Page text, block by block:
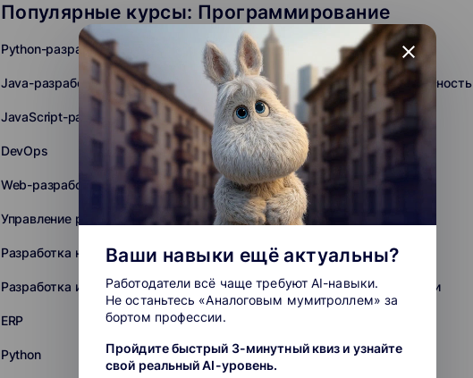
Популярные курсы: Программирование
Python-разработка QA-тестирование
Java-разработка Информационная безопасность
JavaScript-разработка Frontend-разработка
DevOps Golang-разработка
Web-разработка Разработка на Swift
Управление разработкой и IT Fullstack-разработка
Разработка на C (C#, C++) Backend-разработка
Разработка игр Повышение квалификации
ERP
Python Нейронные сети
close
Ваши навыки ещё актуальны?
Работодатели всё чаще требуют AI-навыки.
Не останьтесь «Аналоговым мумитроллем» за
бортом профессии.
Пройдите быстрый 3-минутный квиз и узнайте
свой реальный AI-уровень.